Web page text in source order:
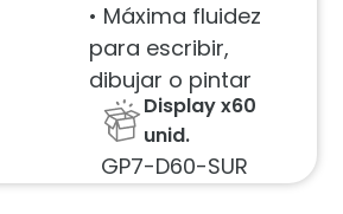
• Máxima fluidez
para escribir,
dibujar o pintar
Display x60
unid.
GP7-D60-SUR